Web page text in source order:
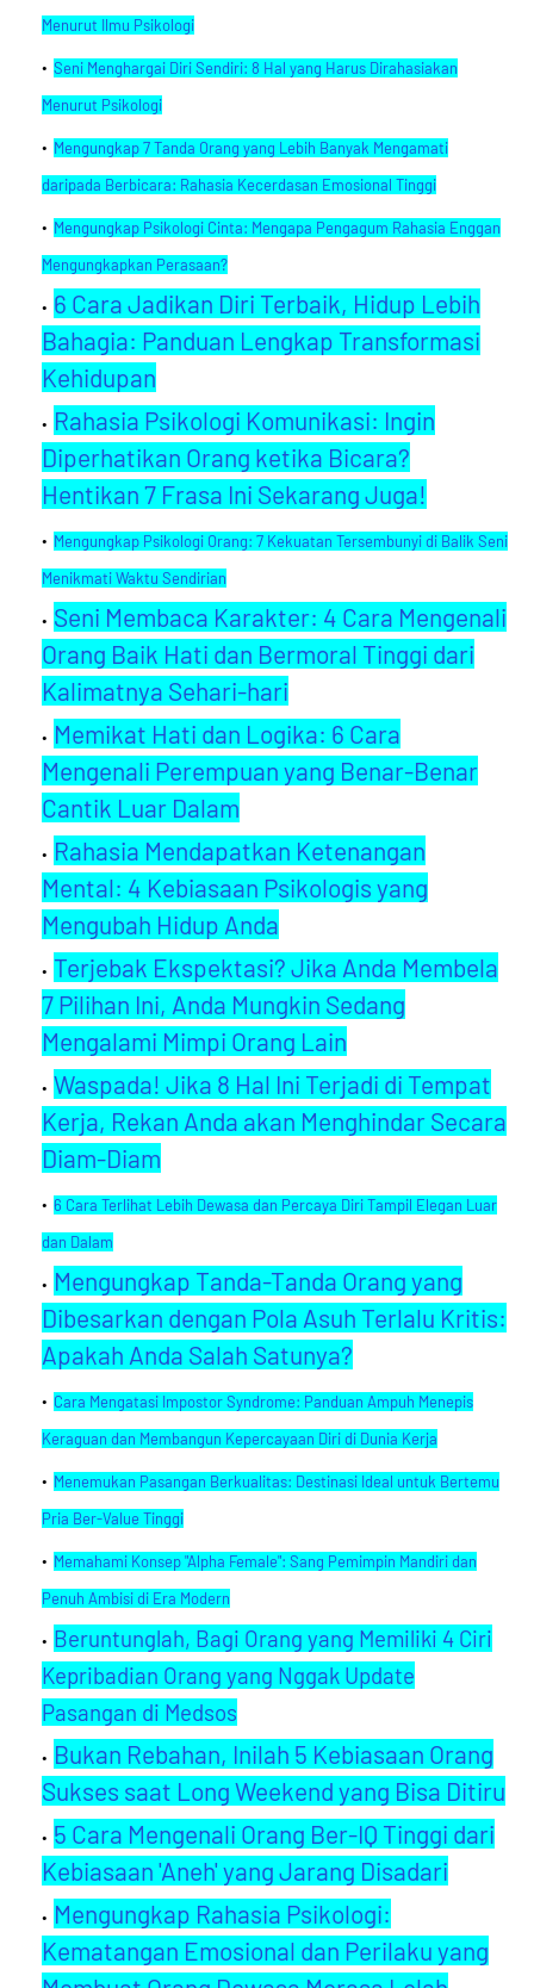
Menurut Ilmu Psikologi
Seni Menghargai Diri Sendiri: 8 Hal yang Harus Dirahasiakan
Menurut Psikologi
Mengungkap 7 Tanda Orang yang Lebih Banyak Mengamati
daripada Berbicara: Rahasia Kecerdasan Emosional Tinggi
Mengungkap Psikologi Cinta: Mengapa Pengagum Rahasia Enggan
Mengungkapkan Perasaan?
6 Cara Jadikan Diri Terbaik, Hidup Lebih
Bahagia: Panduan Lengkap Transformasi
Kehidupan
Rahasia Psikologi Komunikasi: Ingin
Diperhatikan Orang ketika Bicara?
Hentikan 7 Frasa Ini Sekarang Juga!
Mengungkap Psikologi Orang: 7 Kekuatan Tersembunyi di Balik Seni
Menikmati Waktu Sendirian
Seni Membaca Karakter: 4 Cara Mengenali
Orang Baik Hati dan Bermoral Tinggi dari
Kalimatnya Sehari-hari
Memikat Hati dan Logika: 6 Cara
Mengenali Perempuan yang Benar-Benar
Cantik Luar Dalam
Rahasia Mendapatkan Ketenangan
Mental: 4 Kebiasaan Psikologis yang
Mengubah Hidup Anda
Terjebak Ekspektasi? Jika Anda Membela
7 Pilihan Ini, Anda Mungkin Sedang
Mengalami Mimpi Orang Lain
Waspada! Jika 8 Hal Ini Terjadi di Tempat
Kerja, Rekan Anda akan Menghindar Secara
Diam-Diam
6 Cara Terlihat Lebih Dewasa dan Percaya Diri Tampil Elegan Luar
dan Dalam
Mengungkap Tanda-Tanda Orang yang
Dibesarkan dengan Pola Asuh Terlalu Kritis:
Apakah Anda Salah Satunya?
Cara Mengatasi Impostor Syndrome: Panduan Ampuh Menepis
Keraguan dan Membangun Kepercayaan Diri di Dunia Kerja
Menemukan Pasangan Berkualitas: Destinasi Ideal untuk Bertemu
Pria Ber-Value Tinggi
Memahami Konsep "Alpha Female": Sang Pemimpin Mandiri dan
Penuh Ambisi di Era Modern
Beruntunglah, Bagi Orang yang Memiliki 4 Ciri
Kepribadian Orang yang Nggak Update
Pasangan di Medsos
Bukan Rebahan, Inilah 5 Kebiasaan Orang
Sukses saat Long Weekend yang Bisa Ditiru
5 Cara Mengenali Orang Ber-IQ Tinggi dari
Kebiasaan 'Aneh' yang Jarang Disadari
Mengungkap Rahasia Psikologi:
Kematangan Emosional dan Perilaku yang